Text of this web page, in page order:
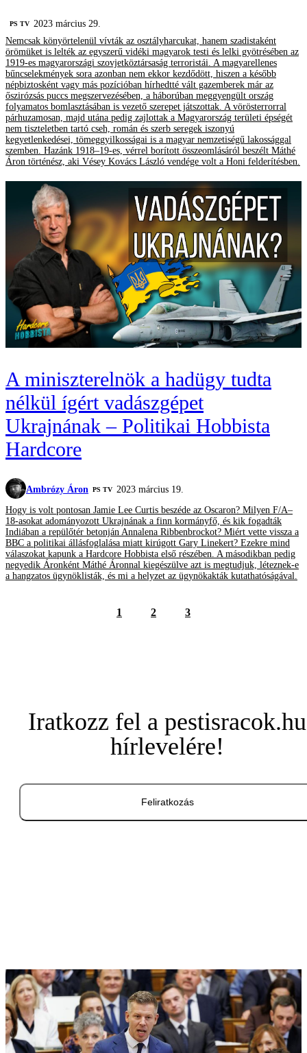
PS TV 2023 március 29.
Nemcsak könyörtelenül vívták az osztályharcukat, hanem szadistaként
örömüket is lelték az egyszerű vidéki magyarok testi és lelki gyötrésében az
1919-es magyarországi szovjetköztársaság terroristái. A magyarellenes
bűncselekmények sora azonban nem ekkor kezdődött, hiszen a később
népbiztosként vagy más pozícióban hírhedtté vált gazemberek már az
őszirózsás puccs megszervezésében, a háborúban meggyengült ország
folyamatos bomlasztásában is vezető szerepet játszottak. A vörösterrorral
párhuzamosan, majd utána pedig zajlottak a Magyarország területi épségét
nem tiszteletben tartó cseh, román és szerb seregek iszonyú
kegyetlenkedései, tömeggyilkosságai is a magyar nemzetiségű lakossággal
szemben. Hazánk 1918–19-es, vérrel borított összeomlásáról beszélt Máthé
Áron történész, aki Vésey Kovács László vendége volt a Honi felderítésben.
A miniszterelnök a hadügy tudta
nélkül ígért vadászgépet
Ukrajnának – Politikai Hobbista
Hardcore
Ambrózy Áron PS TV 2023 március 19.
Hogy is volt pontosan Jamie Lee Curtis beszéde az Oscaron? Milyen F/A–
18-asokat adományozott Ukrajnának a finn kormányfő, és kik fogadták
Indiában a repülőtér betonján Annalena Ribbenbrockot? Miért vette vissza a
BBC a politikai állásfoglalása miatt kirúgott Gary Linekert? Ezekre mind
válaszokat kapunk a Hardcore Hobbista első részében. A másodikban pedig
negyedik Áronként Máthé Áronnal kiegészülve azt is megtudjuk, léteznek-e
a hangzatos ügynöklisták, és mi a helyzet az ügynökakták kutathatóságával.
1 2 3
Iratkozz fel a pestisracok.hu
hírlevelére!
Feliratkozás